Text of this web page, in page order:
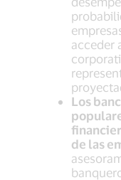
acceder
Los
de las